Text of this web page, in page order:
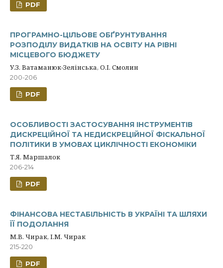
PDF
ПРОГРАМНО-ЦІЛЬОВЕ ОБҐРУНТУВАННЯ
РОЗПОДІЛУ ВИДАТКІВ НА ОСВІТУ НА РІВНІ
МІСЦЕВОГО БЮДЖЕТУ
У.З. Ватаманюк-Зелінська, О.І. Смолин
200-206
PDF
ОСОБЛИВОСТІ ЗАСТОСУВАННЯ ІНСТРУМЕНТІВ
ДИСКРЕЦІЙНОЇ ТА НЕДИСКРЕЦІЙНОЇ ФІСКАЛЬНОЇ
ПОЛІТИКИ В УМОВАХ ЦИКЛІЧНОСТІ ЕКОНОМІКИ
Т.Я. Маршалок
206-214
PDF
ФІНАНСОВА НЕСТАБІЛЬНІСТЬ В УКРАЇНІ ТА ШЛЯХИ
ЇЇ ПОДОЛАННЯ
М.В. Чирак, І.М. Чирак
215-220
PDF